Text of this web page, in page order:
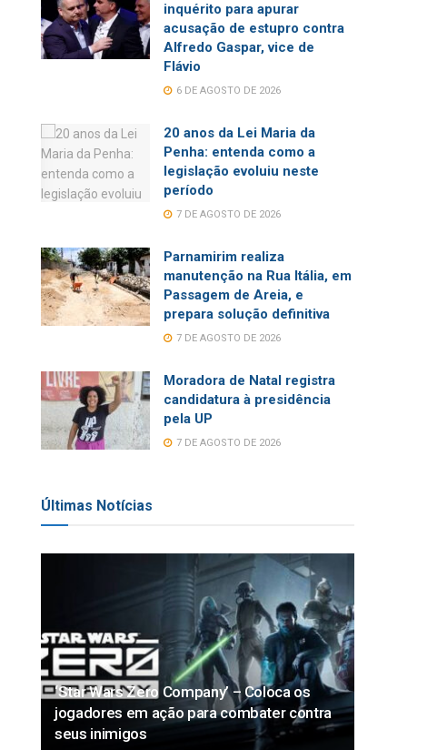
inquérito para apurar
acusação de estupro contra
Alfredo Gaspar, vice de
Flávio
6 DE AGOSTO DE 2026
20 anos da Lei Maria da
Penha: entenda como a
legislação evoluiu neste
período
7 DE AGOSTO DE 2026
Parnamirim realiza
manutenção na Rua Itália, em
Passagem de Areia, e
prepara solução definitiva
7 DE AGOSTO DE 2026
Moradora de Natal registra
candidatura à presidência
pela UP
7 DE AGOSTO DE 2026
Últimas Notícias
‘Star Wars Zero Company’ – Coloca os
jogadores em ação para combater contra
seus inimigos